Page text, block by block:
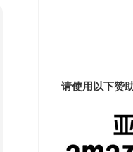
请使用以下赞